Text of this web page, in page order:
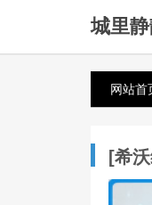
城里
网站首
[希